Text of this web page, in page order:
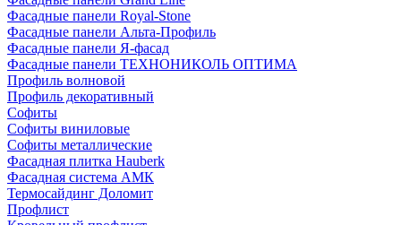
Фасадные панели Royal-Stone
Фасадные панели Альта-Профиль
Фасадные панели Я-фасад
Фасадные панели ТЕХНОНИКОЛЬ ОПТИМА
Профиль волновой
Профиль декоративный
Софиты
Софиты виниловые
Софиты металлические
Фасадная плитка Hauberk
Фасадная система АМК
Термосайдинг Доломит
Профлист